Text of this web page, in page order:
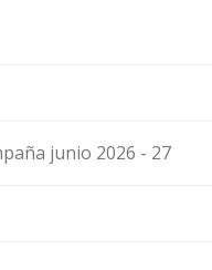
junio 2026 - 27